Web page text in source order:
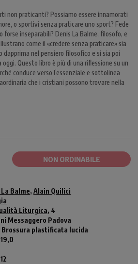
non praticanti? Possiamo essere innamorati
o sportivi senza praticare uno sport? Fede
forse inseparabili? Denis La Balme, filosofo, e
come il «credere senza praticare» sia
nel pensiero filosofico e si sia poi
Questo libro è più di una riflessione su un
conduce verso l’essenziale e sottolinea
che i cristiani possono trovare nella
NON ORDINABILE
Balme, Alain Quilici
Liturgica, 4
Messaggero Padova
Brossura plastificata lucida